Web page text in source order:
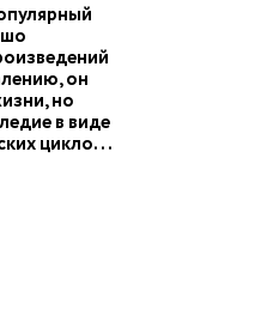
он
но
в виде
цикло...